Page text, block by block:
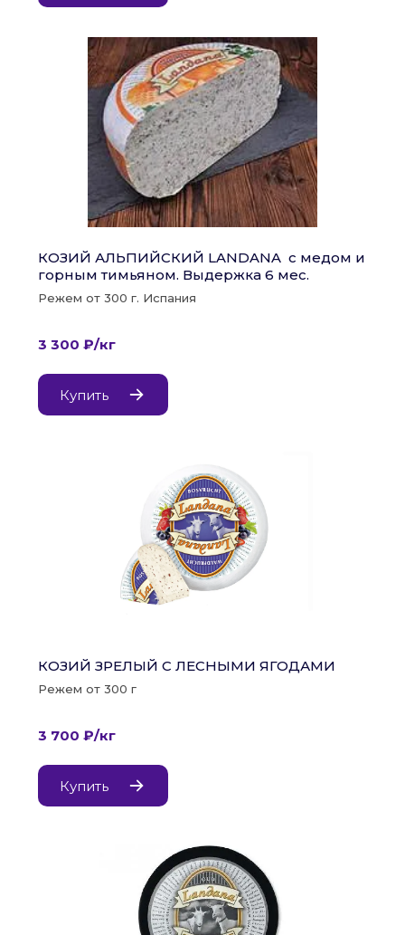
КОЗИЙ АЛЬПИЙСКИЙ LANDANA  с медом и
горным тимьяном. Выдержка 6 мес.
Режем от 300 г. Испания
3 300 ₽/кг
Купить
КОЗИЙ ЗРЕЛЫЙ С ЛЕСНЫМИ ЯГОДАМИ
Режем от 300 г
3 700 ₽/кг
Купить